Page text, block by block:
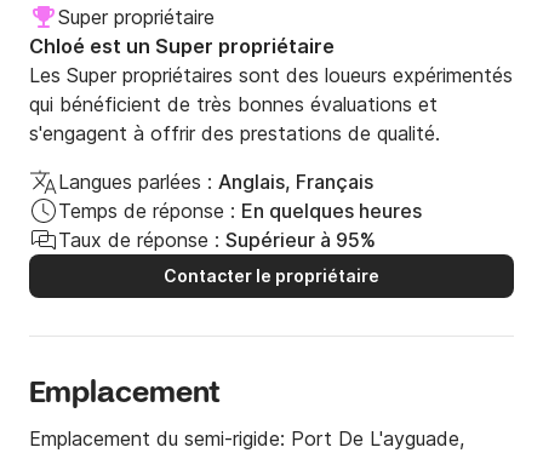
Super propriétaire
Chloé est un Super propriétaire
Les Super propriétaires sont des loueurs expérimentés
qui bénéficient de très bonnes évaluations et
s'engagent à offrir des prestations de qualité.
Langues parlées : Anglais, Français
Temps de réponse : En quelques heures
Taux de réponse : Supérieur à 95%
Contacter le propriétaire
Emplacement
Emplacement du semi-rigide: Port De L'ayguade,